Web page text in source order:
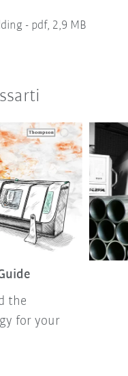
- pdf, 2,9 MB
the
for your